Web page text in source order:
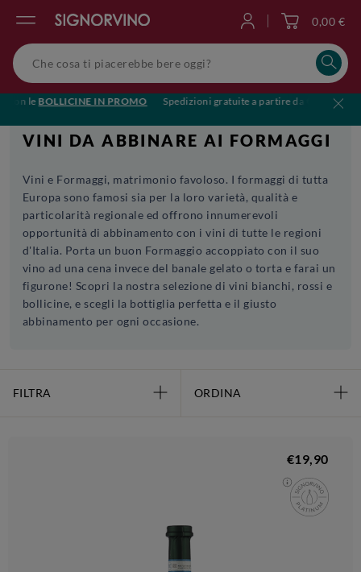
leBOLLICINE IN PROMO Spedizioni gratuite a partire da €119
0,00 €
VINI DA ABBINARE AI FORMAGGI
Vini e Formaggi, matrimonio favoloso. I formaggi di tutta
Europa sono famosi sia per la loro varietà, qualità e
particolarità regionale ed offrono innumerevoli
opportunità di abbinamento con i vini di tutte le regioni
d'Italia. Porta un buon Formaggio accoppiato con il suo
vino ad una cena invece del banale gelato o torta e farai un
figurone! Scopri la nostra selezione di vini bianchi, rossi e
bollicine, e scegli la bottiglia perfetta e il giusto
abbinamento per ogni occasione.
FILTRA ORDINA
€19,90